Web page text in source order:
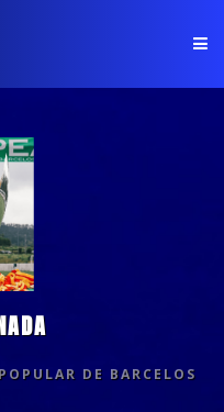
DE BARCELOS